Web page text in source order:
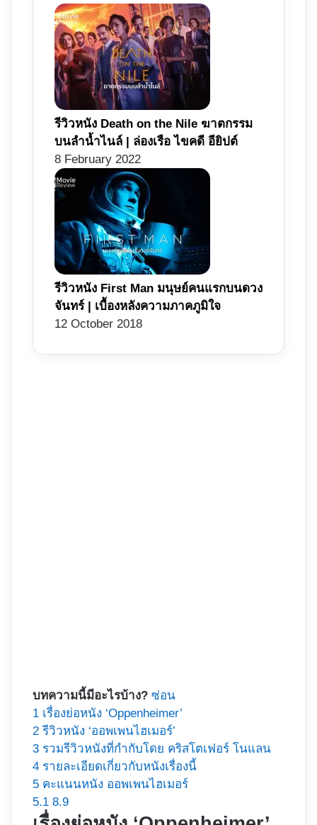
รีวิวหนัง Death on the Nile ฆาตกรรม
บนลำน้ำไนล์ | ล่องเรือ ไขคดี อียิปต์
8 February 2022
รีวิวหนัง First Man มนุษย์คนแรกบนดวง
จันทร์ | เบื้องหลังความภาคภูมิใจ
12 October 2018
บทความนี้มีอะไรบ้าง? ซ่อน
1 เรื่องย่อหนัง ‘Oppenheimer’
2 รีวิวหนัง ‘ออพเพนไฮเมอร์’
3 รวมรีวิวหนังที่กำกับโดย คริสโตเฟอร์ โนแลน
4 รายละเอียดเกี่ยวกับหนังเรื่องนี้
5 คะแนนหนัง ออพเพนไฮเมอร์
5.1 8.9